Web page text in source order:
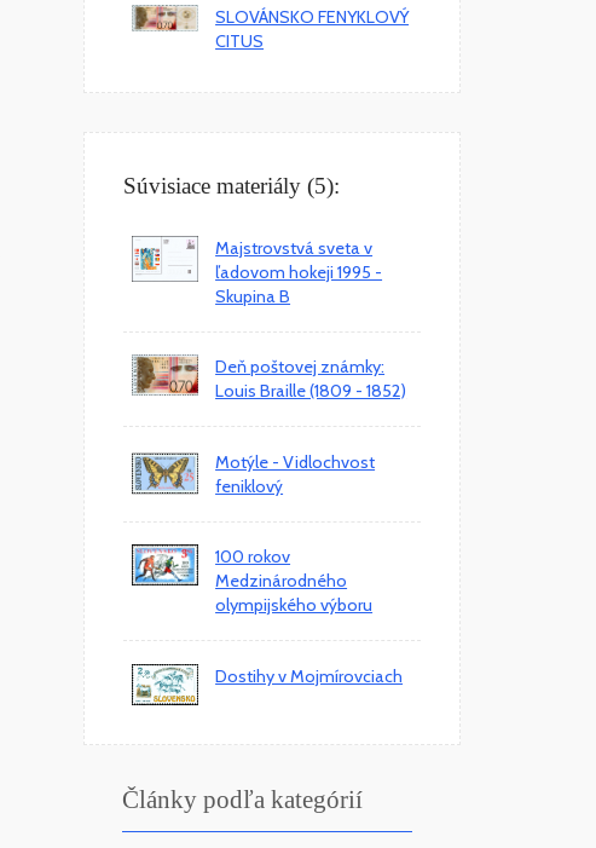
SLOVÁNSKO FENYKLOVÝ
CITUS
Súvisiace materiály (5):
Majstrovstvá sveta v
ľadovom hokeji 1995 -
Skupina B
Deň poštovej známky:
Louis Braille (1809 - 1852)
Motýle - Vidlochvost
feniklový
100 rokov
Medzinárodného
olympijského výboru
Dostihy v Mojmírovciach
Články podľa kategórií